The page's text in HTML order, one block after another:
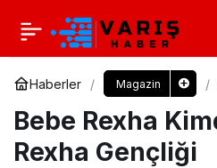
Haberler Magazin
Bebe Rexha
Rexha Gençliği